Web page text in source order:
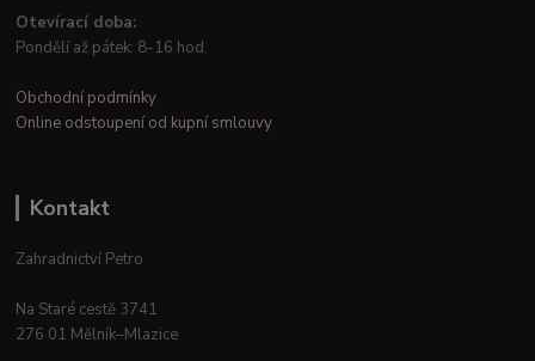
Otevírací doba:
Pondělí až pátek: 8-16 hod.
Obchodní podmínky
Online odstoupení od kupní smlouvy
Kontakt
Zahradnictví Petro
Na Staré cestě 3741
276 01 Mělník–Mlazice